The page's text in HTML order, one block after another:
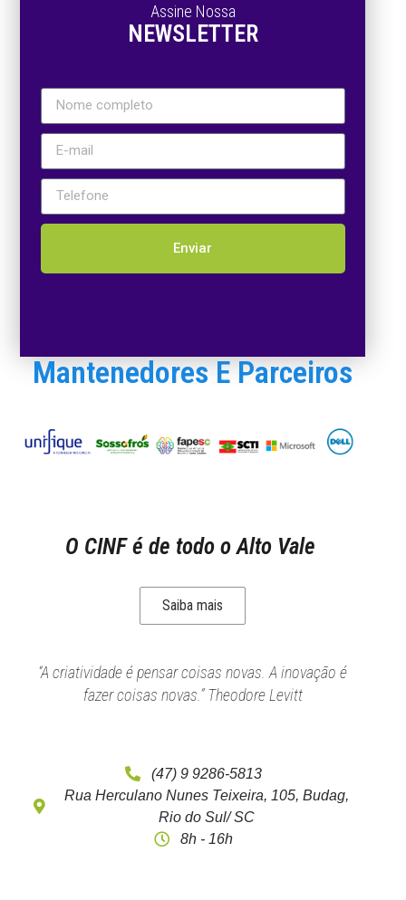
Assine Nossa
NEWSLETTER
Enviar
Mantenedores E Parceiros
O CINF é de todo o Alto Vale
Saiba mais
“A criatividade é pensar coisas novas. A inovação é
fazer coisas novas.” Theodore Levitt
(47) 9 9286-5813
Rua Herculano Nunes Teixeira, 105, Budag,
Rio do Sul/ SC
8h - 16h